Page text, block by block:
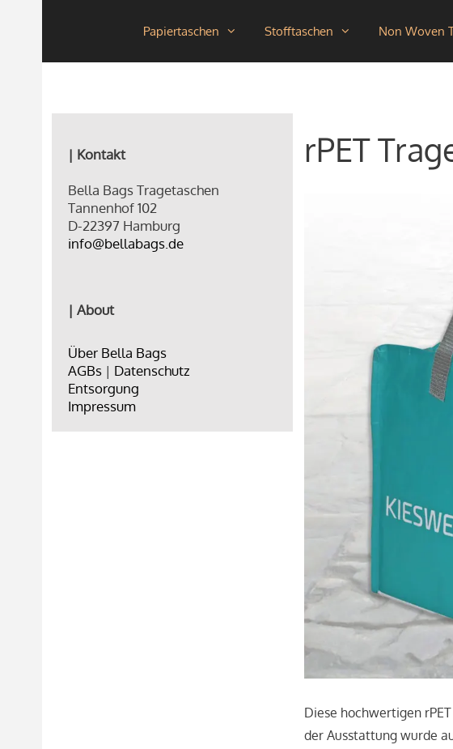
Papiertaschen Stofftaschen Non Woven
rPET
Diese hochwertigen
der Ausstattung wurde
| Kontakt
Bella Bags Tragetaschen
Tannenhof 102
D-22397 Hamburg
info@bellabags.de
| About
Über Bella Bags
AGBs | Datenschutz
Entsorgung
Impressum